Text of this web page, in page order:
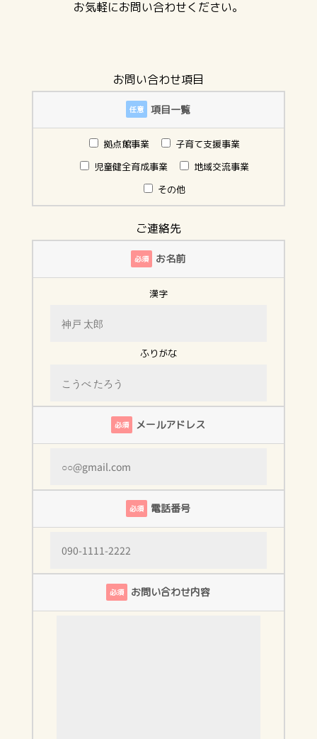
お気軽にお問い合わせください。
お問い合わせ項目
任意 項目一覧
拠点館事業
子育て支援事業
児童健全育成事業
地域交流事業
その他
ご連絡先
必須 お名前
漢字
ふりがな
必須 メールアドレス
必須 電話番号
必須 お問い合わせ内容